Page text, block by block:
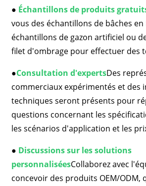
● Échantillons de produits
vous des échantillons de bâches en
échantillons de gazon artificiel ou
filet d'ombrage pour effectuer des
●Consultation d'expertsDes
commerciaux expérimentés et des
techniques seront présents pour
questions concernant les
les scénarios d'application et les
● Discussions sur les solutions
personnaliséesCollaborez avec
concevoir des produits OEM/ODM,